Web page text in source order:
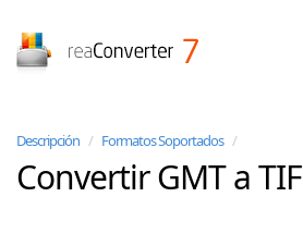
Descripción / Formatos Soportados /
Convertir GMT a TIF